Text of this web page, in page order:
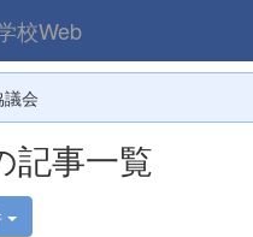
校Web
会
記事一覧